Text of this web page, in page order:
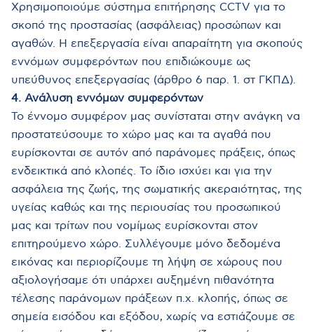
Χρησιμοποιούμε σύστημα επιτήρησης CCTV για το
σκοπό της προστασίας (ασφάλειας) προσώπων και
αγαθών. Η επεξεργασία είναι απαραίτητη για σκοπούς
εννόμων συμφερόντων που επιδιώκουμε ως
υπεύθυνος επεξεργασίας (άρθρο 6 παρ. 1. στ ΓΚΠΔ).
4. Ανάλυση εννόμων συμφερόντων
Το έννομο συμφέρον μας συνίσταται στην ανάγκη να
προστατεύσουμε το χώρο μας και τα αγαθά που
ευρίσκονται σε αυτόν από παράνομες πράξεις, όπως
ενδεικτικά από κλοπές. Το ίδιο ισχύει και για την
ασφάλεια της ζωής, της σωματικής ακεραιότητας, της
υγείας καθώς και της περιουσίας του προσωπικού
μας και τρίτων που νομίμως ευρίσκονται στον
επιτηρούμενο χώρο. Συλλέγουμε μόνο δεδομένα
εικόνας και περιορίζουμε τη λήψη σε χώρους που
αξιολογήσαμε ότι υπάρχει αυξημένη πιθανότητα
τέλεσης παράνομων πράξεων π.χ. κλοπής, όπως σε
σημεία εισόδου και εξόδου, χωρίς να εστιάζουμε σε